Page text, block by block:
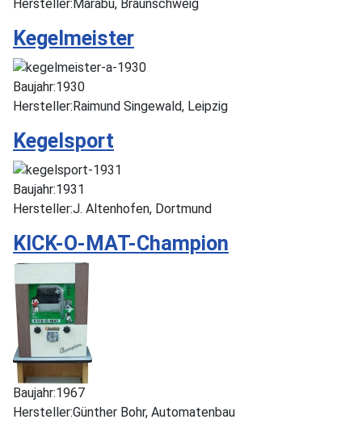
Hersteller: Marabu, Braunschweig
Kegelmeister
Baujahr:1930
Hersteller:Raimund Singewald, Leipzig
Kegelsport
Baujahr:1931
Hersteller:J. Altenhofen, Dortmund
KICK-O-MAT-Champion
Baujahr:1967
Hersteller:Günther Bohr, Automatenbau